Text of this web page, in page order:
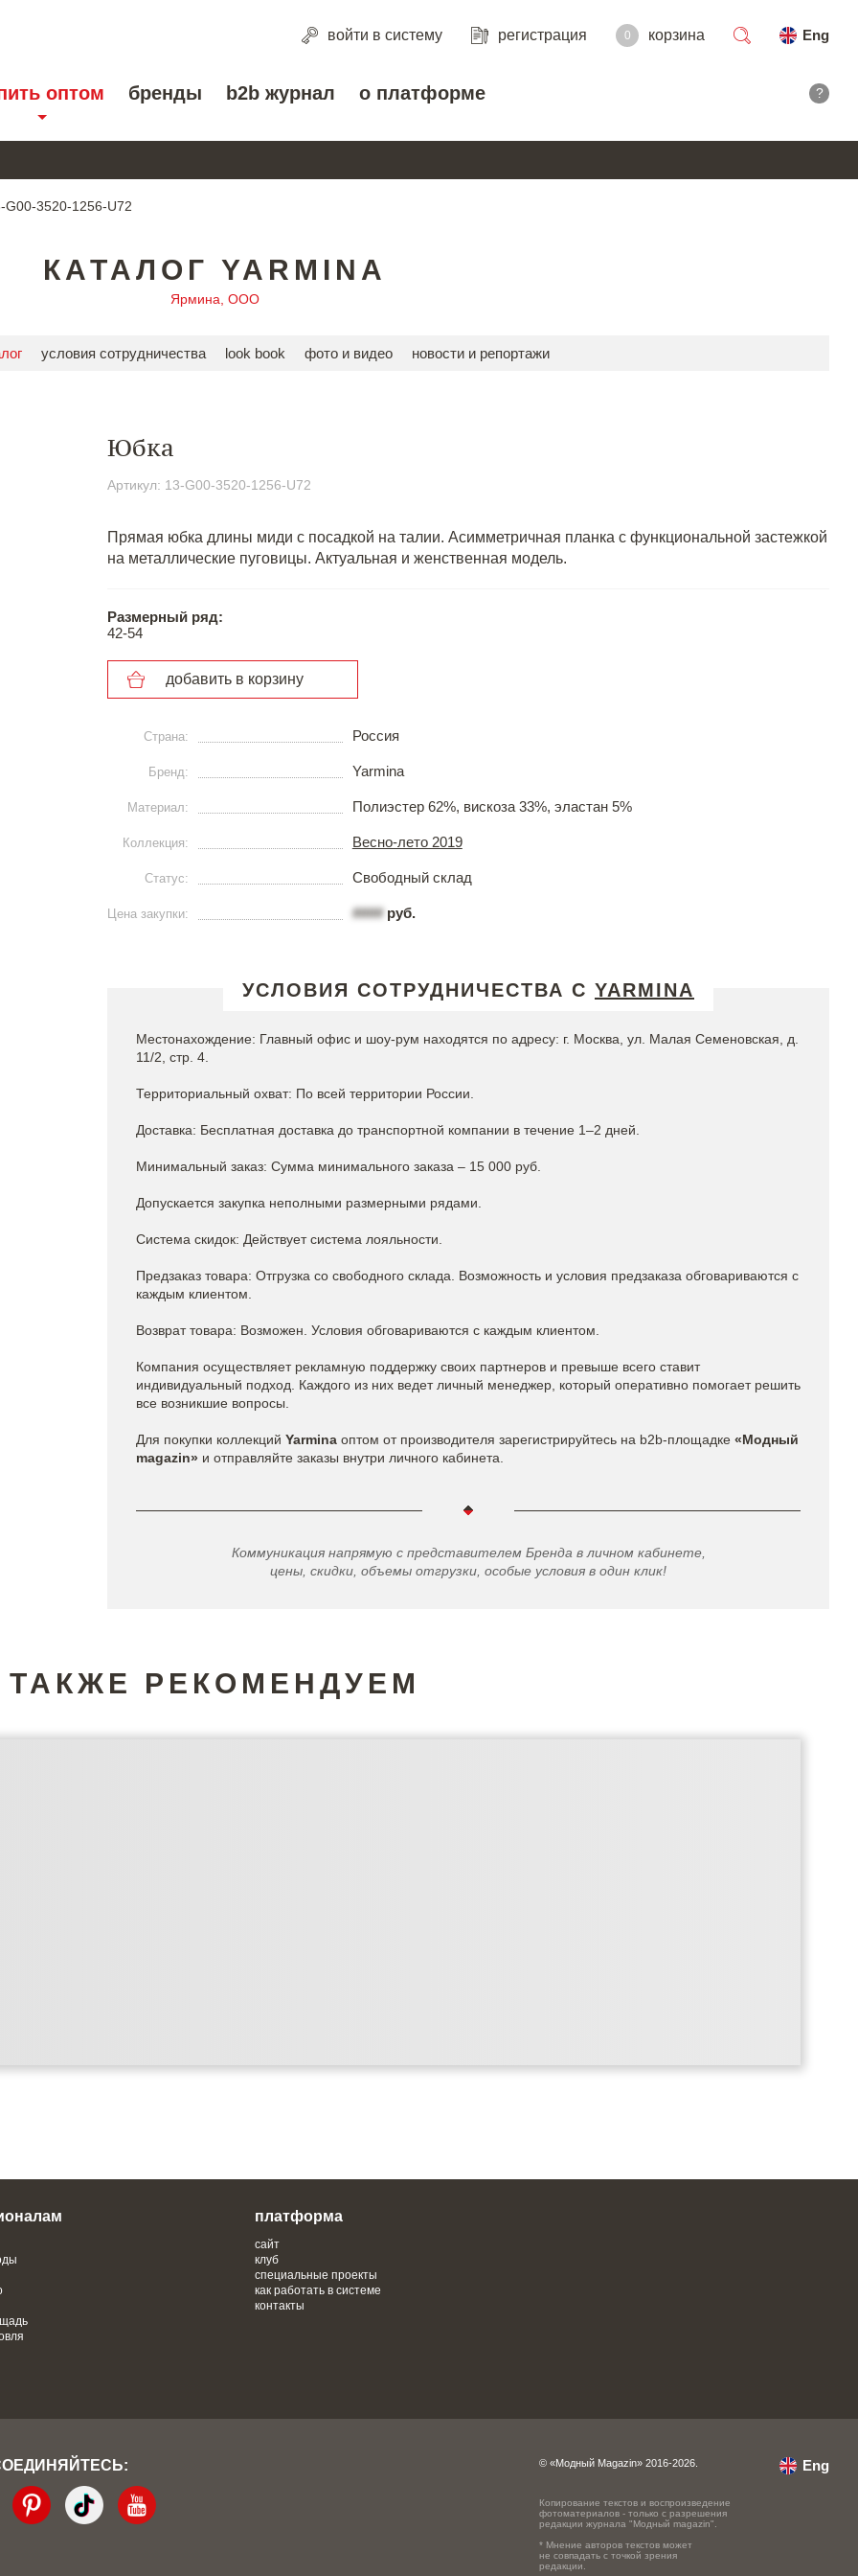
войти в систему регистрация 0 корзина
Eng
оптом бренды b2b журнал о платформе ?
3520-1256-U72
КАТАЛОГ YARMINA
Ярмина, ООО
условия сотрудничества look book фото и видео новости и репортажи
Юбка
Артикул: 13-G00-3520-1256-U72
Прямая юбка длины миди с посадкой на талии. Асимметричная планка с функциональной застежкой
на металлические пуговицы. Актуальная и женственная модель.
Размерный ряд:
42-54
добавить в корзину
Страна: Россия
Бренд: Yarmina
Материал: Полиэстер 62%, вискоза 33%, эластан 5%
Коллекция: Весно-лето 2019
Статус: Свободный склад
Цена закупки: ####руб.
УСЛОВИЯ СОТРУДНИЧЕСТВА С YARMINA
Местонахождение: Главный офис и шоу-рум находятся по адресу: г. Москва, ул. Малая Семеновская, д.
11/2, стр. 4.
Территориальный охват: По всей территории России.
Доставка: Бесплатная доставка до транспортной компании в течение 1–2 дней.
Минимальный заказ: Сумма минимального заказа – 15 000 руб.
Допускается закупка неполными размерными рядами.
Система скидок: Действует система лояльности.
Предзаказ товара: Отгрузка со свободного склада. Возможность и условия предзаказа обговариваются с
каждым клиентом.
Возврат товара: Возможен. Условия обговариваются с каждым клиентом.
Компания осуществляет рекламную поддержку своих партнеров и превыше всего ставит
индивидуальный подход. Каждого из них ведет личный менеджер, который оперативно помогает решить
все возникшие вопросы.
Для покупки коллекций Yarmina оптом от производителя зарегистрируйтесь на b2b-площадке «Модный
magazin» и отправляйте заказы внутри личного кабинета.
Коммуникация напрямую с представителем Бренда в личном кабинете,
цены, скидки, объемы отгрузки, особые условия в один клик!
ТАКЖЕ РЕКОМЕНДУЕМ
платформа
сайт
клуб
специальные проекты
как работать в системе
контакты
© «Модный Magazin» 2016-2026.
Копирование текстов и воспроизведение
фотоматериалов - только с разрешения
редакции журнала "Модный magazin".
* Мнение авторов текстов может
не совпадать с точкой зрения
редакции.
Eng